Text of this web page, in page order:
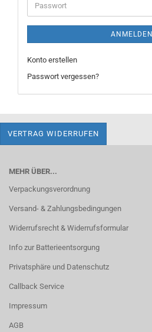
Passwort
ANMELDEN
Konto erstellen
Passwort vergessen?
VERTRAG WIDERRUFEN
MEHR ÜBER...
Verpackungsverordnung
Versand- & Zahlungsbedingungen
Widerrufsrecht & Widerrufsformular
Info zur Batterieentsorgung
Privatsphäre und Datenschutz
Callback Service
Impressum
AGB